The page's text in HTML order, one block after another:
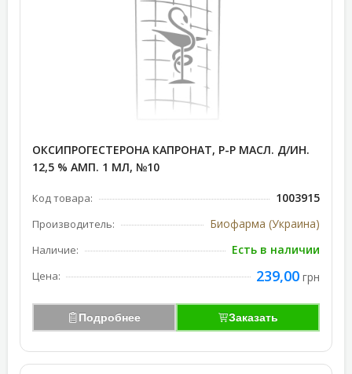
ОКСИПРОГЕСТЕРОНА КАПРОНАТ, Р-Р МАСЛ. Д/ИН.
12,5 % АМП. 1 МЛ, №10
Код товара: 1003915
Производитель: Биофарма (Украина)
Наличие: Есть в наличии
Цена: 239,00 грн
Подробнее Заказать